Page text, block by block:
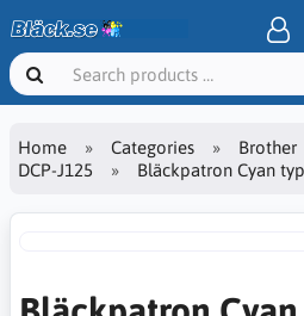
Home Categories Brother
DCP-J125
Bläckpatron Cyan